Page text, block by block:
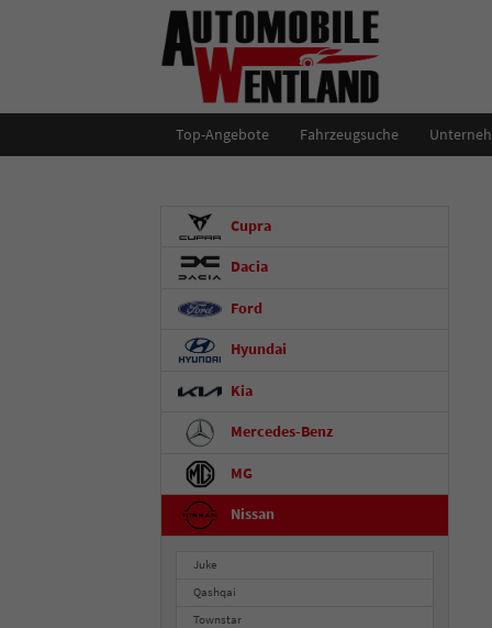
Top-Angebote Fahrzeugsuche
Cupra
Dacia
Ford
Hyundai
Kia
Mercedes-Benz
MG
Nissan
Juke
Qashqai
Townstar